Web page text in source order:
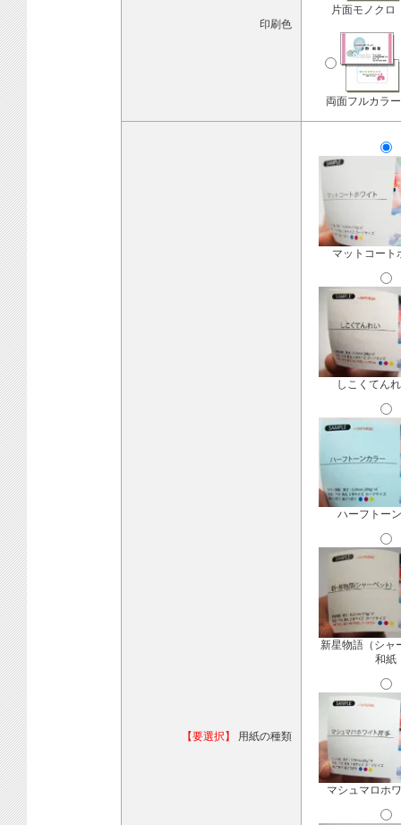
印刷色
片面モノクロ
両面フルカラー
【要選択】 用紙の種類
マットコート
しこくてん
ハーフトー
新星物語（シャ
和紙
マシュマロホ